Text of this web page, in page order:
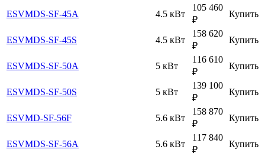
ESVMDS-SF-45A 4.5 кВт
105 460
₽
Купить
ESVMDS-SF-45S 4.5 кВт
158 620
₽
Купить
ESVMDS-SF-50A 5 кВт
116 610
₽
Купить
ESVMDS-SF-50S 5 кВт
139 100
₽
Купить
ESVMD-SF-56F 5.6 кВт
158 870
₽
Купить
ESVMDS-SF-56A 5.6 кВт
117 840
₽
Купить